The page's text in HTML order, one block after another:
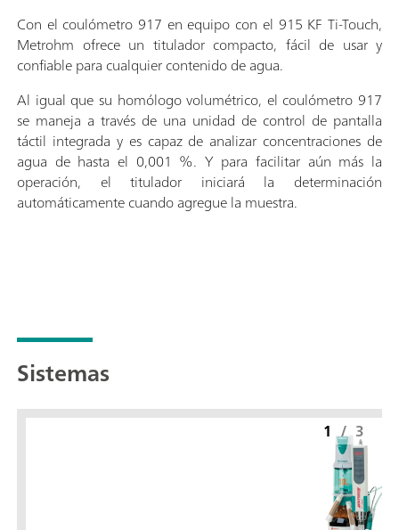
Con el coulómetro 917 en equipo con el 915 KF Ti-Touch,
Metrohm ofrece un titulador compacto, fácil de usar y
confiable para cualquier contenido de agua.
Al igual que su homólogo volumétrico, el coulómetro 917
se maneja a través de una unidad de control de pantalla
táctil integrada y es capaz de analizar concentraciones de
agua de hasta el 0,001 %. Y para facilitar aún más la
operación, el titulador iniciará la determinación
automáticamente cuando agregue la muestra.
Sistemas
1 / 3